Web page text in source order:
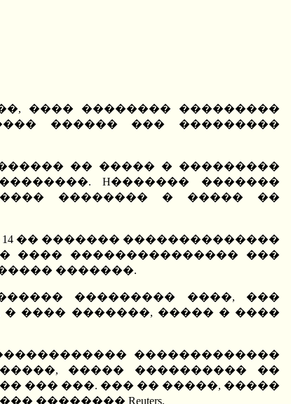
���� �������� ���������
������ ��� ���������
�� ����� � ���������
H������� �������
�������� � ����� ��
�� ������� ��������������
���� ��������������� ���
�������.
��������� ����, ���
���� �������, ����� � ����
�������������
����� ���������� ��
��� ���. ��� �� �����, �����
�������� Reuters.